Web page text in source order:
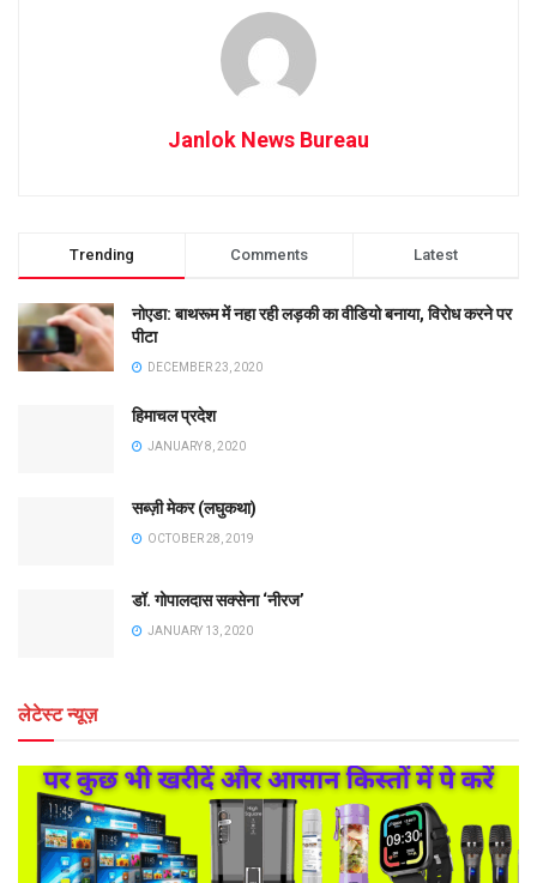
Janlok News Bureau
Trending Comments Latest
नोएडा: बाथरूम में नहा रही लड़की का वीडियो बनाया, विरोध करने पर
पीटा
DECEMBER 23, 2020
हिमाचल प्रदेश
JANUARY 8, 2020
सब्ज़ी मेकर (लघुकथा)
OCTOBER 28, 2019
डॉ. गोपालदास सक्सेना ‘नीरज’
JANUARY 13, 2020
लेटेस्ट न्यूज़